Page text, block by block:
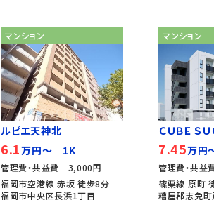
マンション
ルピエ天神北
6.1万円～ 1K
管理費・共益費 3,000円
福岡市空港線 赤坂 徒歩8分
福岡市中央区長浜1丁目
マンション
ＣＵＢＥ Ｓ
7.45万円
管理費・共
篠栗線 原町
糟屋郡志免